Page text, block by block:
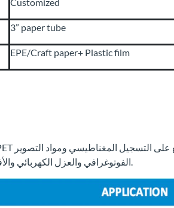
Customized
3” paper tube
EPE/Craft paper+ Plastic film
الفوتوغرافي والعزل الكهربائي والأفلام الصناعية والحزمة.